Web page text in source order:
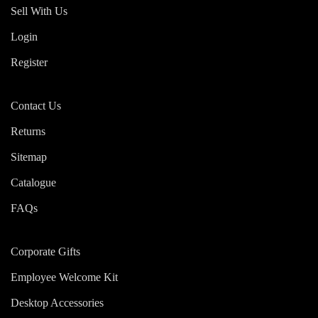
Sell With Us
Login
Register
Contact Us
Returns
Sitemap
Catalogue
FAQs
Corporate Gifts
Employee Welcome Kit
Desktop Accessories